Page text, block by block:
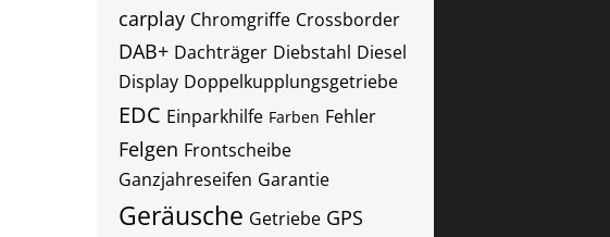
carplay Chromgriffe Crossborder
DAB+ Dachträger Diebstahl Diesel
Display Doppelkupplungsgetriebe
EDC Einparkhilfe Farben Fehler
Felgen Frontscheibe
Ganzjahreseifen Garantie
Geräusche Getriebe GPS